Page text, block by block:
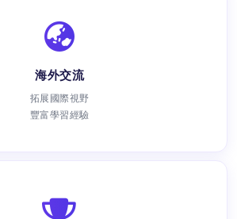
海外交流
拓展國際視野
豐富學習經驗